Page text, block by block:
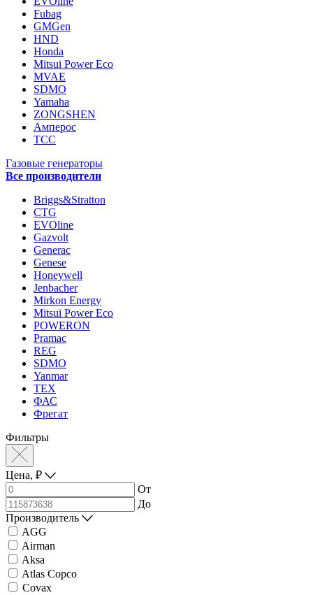
Fubag
GMGen
HND
Honda
Mitsui Power Eco
MVAE
SDMO
Yamaha
ZONGSHEN
Амперос
ТСС
Газовые генераторы
Все производители
Briggs&Stratton
CTG
EVOline
Gazvolt
Generac
Genese
Honeywell
Jenbacher
Mirkon Energy
Mitsui Power Eco
POWERON
Pramac
REG
SDMO
Yanmar
ТЕХ
ФАС
Фрегат
Фильтры
Цена, ₽
От
До
Производитель
AGG
Airman
Aksa
Atlas Copco
Covax